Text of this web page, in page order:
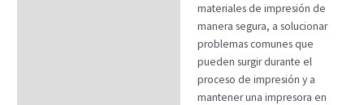
materiales de impresión de
manera segura, a solucionar
problemas comunes que
pueden surgir durante el
proceso de impresión y a
mantener una impresora en